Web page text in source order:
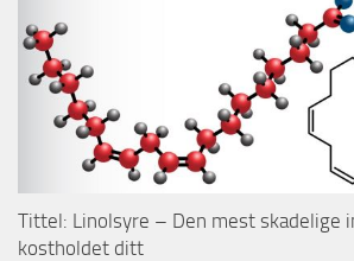
Tittel: Linolsyre – Den mest skadelige
kostholdet ditt